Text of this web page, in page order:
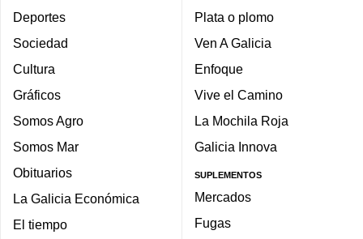
Deportes
Sociedad
Cultura
Gráficos
Somos Agro
Somos Mar
Obituarios
La Galicia Económica
El tiempo
Plata o plomo
Ven A Galicia
Enfoque
Vive el Camino
La Mochila Roja
Galicia Innova
SUPLEMENTOS
Mercados
Fugas